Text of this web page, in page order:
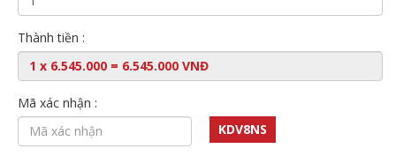
Thành tiền :
Mã xác nhận :
KDV8NS